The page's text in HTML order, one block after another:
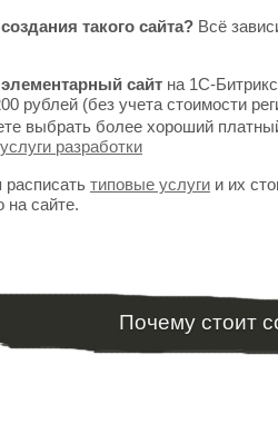
такого сайта? Всё
элементарный сайт на 1С-
рублей (без учета стоимости
выбрать более хороший
разработки
типовые услуги и их
на сайте.
Почему стоит